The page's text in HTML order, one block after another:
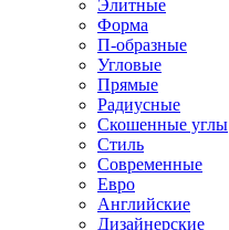
Элитные
Форма
П-образные
Угловые
Прямые
Радиусные
Скошенные углы
Стиль
Современные
Евро
Английские
Дизайнерские